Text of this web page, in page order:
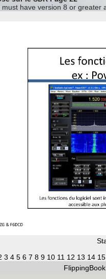
have version 8 or
3 4 5 6 7 8 9 10 11 12 13 14 15
FlippingBook